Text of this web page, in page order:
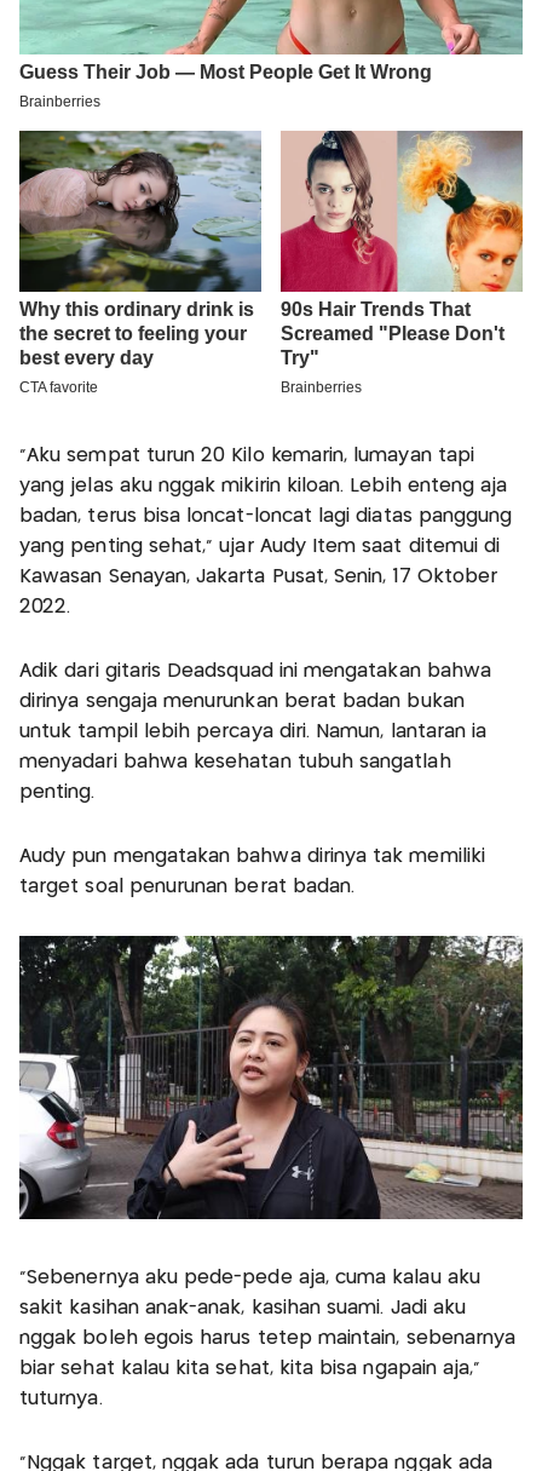
"Aku sempat turun 20 Kilo kemarin, lumayan tapi
yang jelas aku nggak mikirin kiloan. Lebih enteng aja
badan, terus bisa loncat-loncat lagi diatas panggung
yang penting sehat," ujar Audy Item saat ditemui di
Kawasan Senayan, Jakarta Pusat, Senin, 17 Oktober
2022.
Adik dari gitaris Deadsquad ini mengatakan bahwa
dirinya sengaja menurunkan berat badan bukan
untuk tampil lebih percaya diri. Namun, lantaran ia
menyadari bahwa kesehatan tubuh sangatlah
penting.
Audy pun mengatakan bahwa dirinya tak memiliki
target soal penurunan berat badan.
"Sebenernya aku pede-pede aja, cuma kalau aku
sakit kasihan anak-anak, kasihan suami. Jadi aku
nggak boleh egois harus tetep maintain, sebenarnya
biar sehat kalau kita sehat, kita bisa ngapain aja,"
tuturnya.
"Nggak target, nggak ada turun berapa nggak ada